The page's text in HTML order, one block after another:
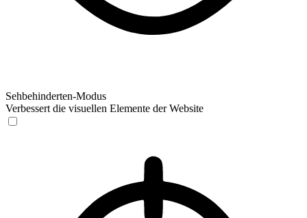
Sehbehinderten-Modus
Verbessert die visuellen Elemente der Website